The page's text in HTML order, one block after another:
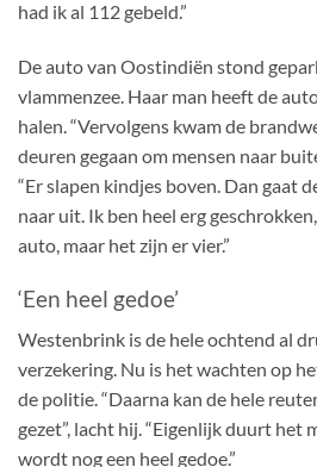
had ik al 112 gebeld.”
De auto van Oostindiën stond
vlammenzee. Haar man heeft de
halen. “Vervolgens kwam de
deuren gegaan om mensen naar
“Er slapen kindjes boven. Dan gaat
naar uit. Ik ben heel erg
auto, maar het zijn er vier.”
‘Een heel gedoe’
Westenbrink is de hele ochtend al
verzekering. Nu is het wachten op
de politie. “Daarna kan de hele
gezet”, lacht hij. “Eigenlijk duurt het
wordt nog een heel gedoe.”